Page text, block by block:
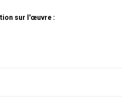
sur l'œuvre :